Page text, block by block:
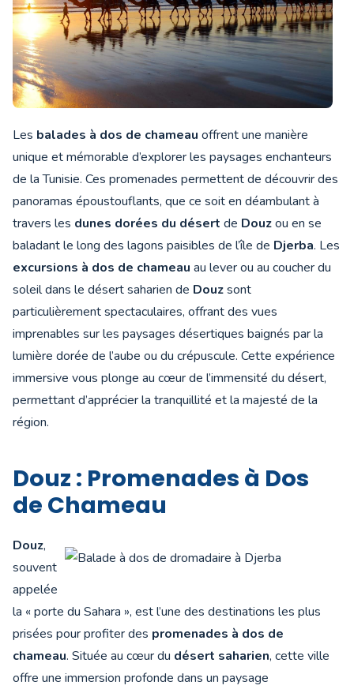
Les balades à dos de chameau offrent une manière
unique et mémorable d’explorer les paysages enchanteurs
de la Tunisie. Ces promenades permettent de découvrir des
panoramas époustouflants, que ce soit en déambulant à
travers les dunes dorées du désert de Douzou en se
baladant le long des lagons paisibles de l’île de Djerba. Les
excursions à dos de chameau au lever ou au coucher du
soleil dans le désert saharien de Douzsont
particulièrement spectaculaires, offrant des vues
imprenables sur les paysages désertiques baignés par la
lumière dorée de l’aube ou du crépuscule. Cette expérience
immersive vous plonge au cœur de l’immensité du désert,
permettant d’apprécier la tranquillité et la majesté de la
région.
Douz : Promenades à Dos
de Chameau
Douz,
souvent
appelée
la « porte du Sahara », est l’une des destinations les plus
prisées pour profiter des promenades à dos de
chameau. Située au cœur du désert saharien, cette ville
offre une immersion profonde dans un paysage